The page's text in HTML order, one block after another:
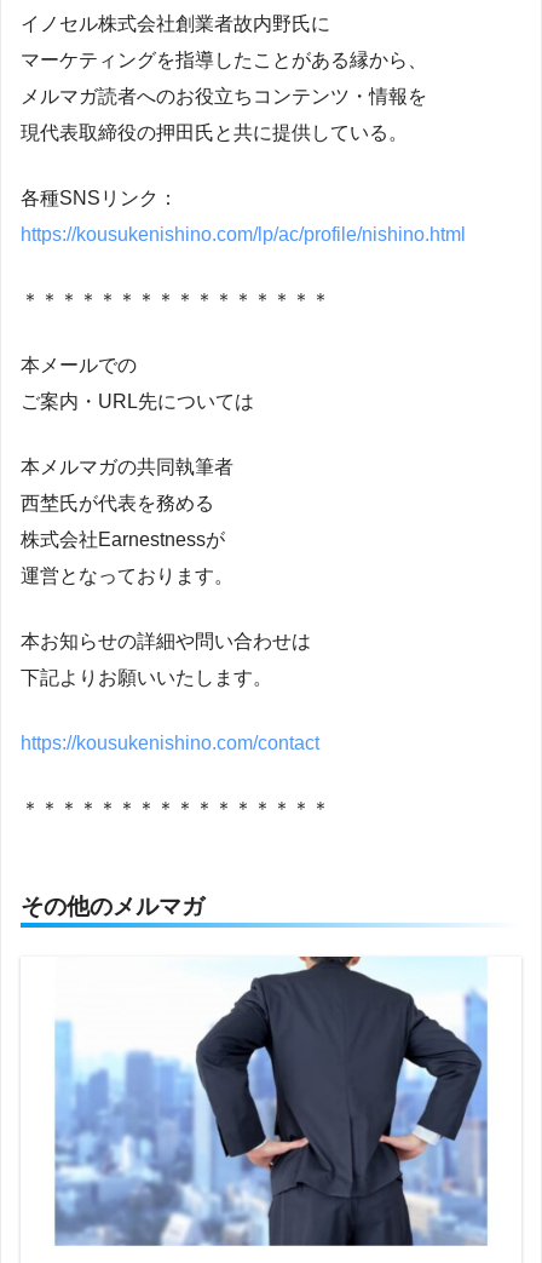
イノセル株式会社創業者故内野氏に
マーケティングを指導したことがある縁から、
メルマガ読者へのお役立ちコンテンツ・情報を
現代表取締役の押田氏と共に提供している。
各種SNSリンク：
https://kousukenishino.com/lp/ac/profile/nishino.html
＊＊＊＊＊＊＊＊＊＊＊＊＊＊＊＊
本メールでの
ご案内・URL先については
本メルマガの共同執筆者
西埜氏が代表を務める
株式会社Earnestnessが
運営となっております。
本お知らせの詳細や問い合わせは
下記よりお願いいたします。
https://kousukenishino.com/contact
＊＊＊＊＊＊＊＊＊＊＊＊＊＊＊＊
その他のメルマガ